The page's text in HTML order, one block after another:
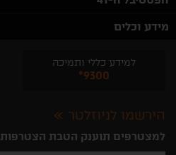
מידע וכלים
למידע כללי ותמיכה
*9300
הירשמו לניוזלטר
למצטרפים תוענק הטבת הצטרפות